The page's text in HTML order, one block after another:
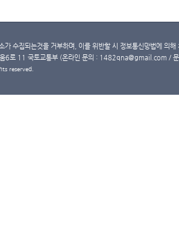
가 수집되는것을 거부하며, 이를 위반할 시 정보통신망법에 의
6로 11 국토교통부 (온라인 문의 : 1482qna@gmail.com /
reserved.